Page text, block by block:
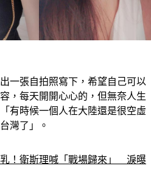
一張自拍照寫下，希望自己可以
，每天開開心心的，但無奈人生
有時候一個人在大陸還是很空虛
灣了」。
！衛斯理喊「戰場歸來」　淚曝